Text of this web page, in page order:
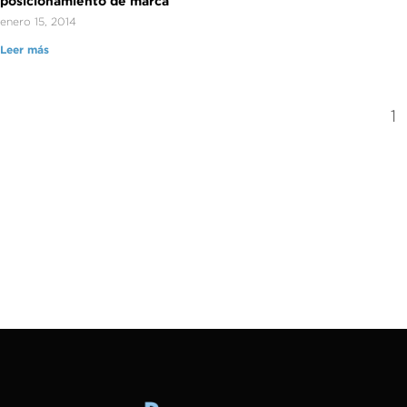
enero 15, 2014
Leer más
1